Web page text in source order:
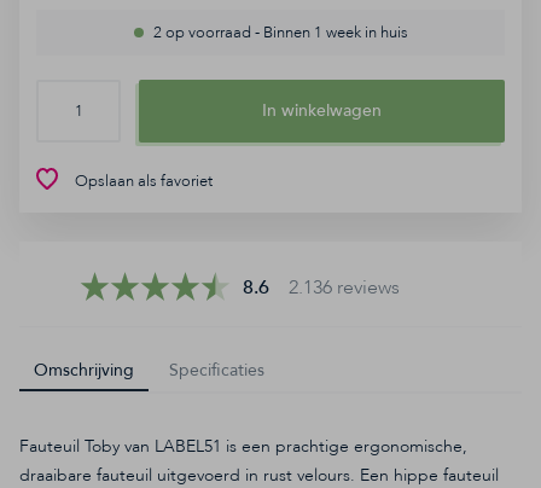
FAQ
2 op voorraad - Binnen 1 week in huis
In winkelwagen
Opslaan als favoriet
8.6 2.136 reviews
Omschrijving
Fauteuil Toby van LABEL51 is een prachtige ergonomische,
draaibare fauteuil uitgevoerd in rust velours. Een hippe fauteuil
Specificaties